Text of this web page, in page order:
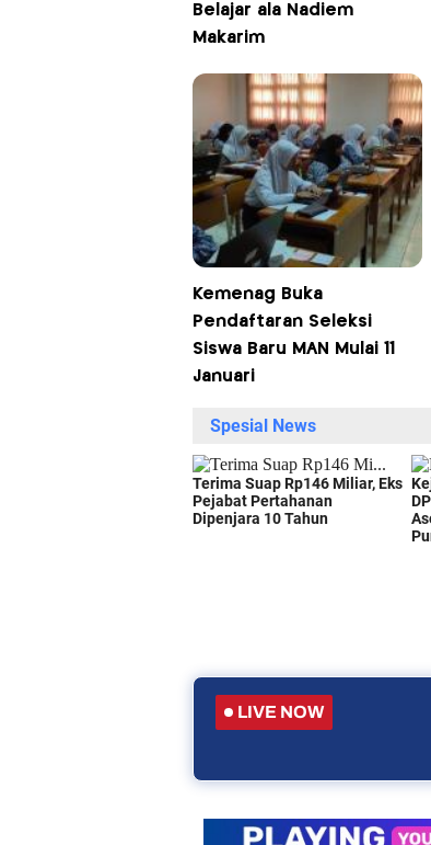
Belajar ala Nadiem
Makarim
Kemenag Buka
Pendaftaran Seleksi
Siswa Baru MAN Mulai 11
Januari
LIVE NOW